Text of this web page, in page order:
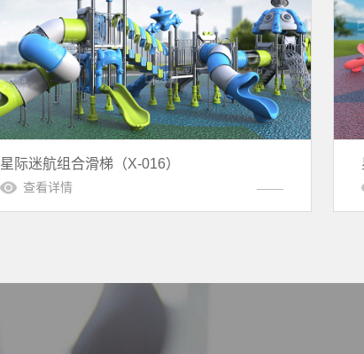
星际迷航组合滑梯（X-016）
查看详情
咨询一下水上乐园设备，